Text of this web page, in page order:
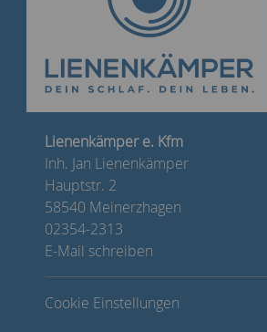
Lienenkämper e. Kfm
Inh. Jan Lienenkämper
Hauptstr. 2
58540 Meinerzhagen
02354-2313
E-Mail schreiben
Cookie Einstellungen